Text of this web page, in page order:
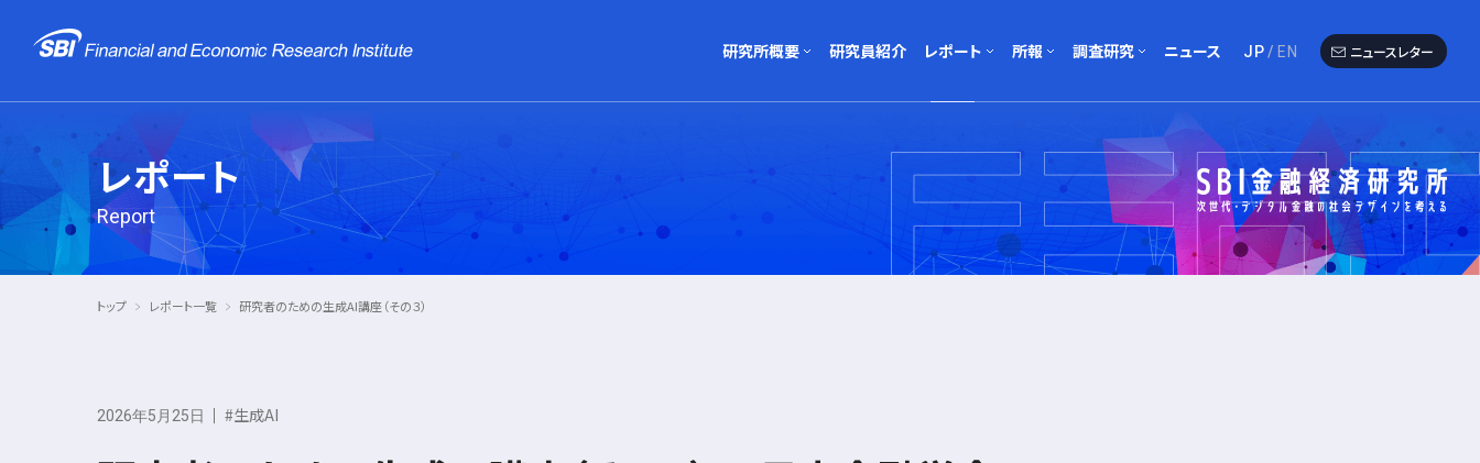
研究所概要 研究員紹介 レポート 所報
所報執筆者一覧
調査研究
アンケート調査
海外クロニクル
ワーキングペーパー
ニュース JP EN ニュースレター
レポート
Report
トップ レポート一覧 研究者のための生成AI講座（その３）
2026年5月25日 #生成AI